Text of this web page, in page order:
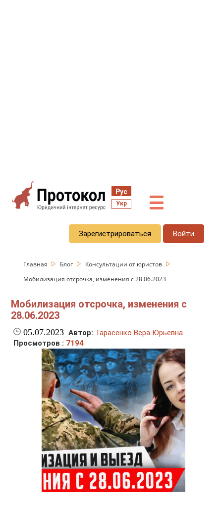
Рус
Укр ☰
Зарегистрироваться Войти
Главная Блог
Консультации от юристов
Мобилизация отсрочка, изменения с 28.06.2023
Мобилизация отсрочка, изменения с
28.06.2023
05.07.2023 Автор: Тарасенко Вера Юрьевна
Просмотров : 7194